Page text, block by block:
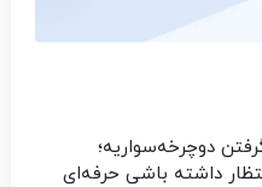
دوچرخه‌سواریه؛
داشته باشی حرفه‌ای